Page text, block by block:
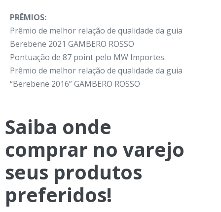
PRÊMIOS:
Prêmio de melhor relação de qualidade da guia
Berebene 2021 GAMBERO ROSSO
Pontuação de 87 point pelo MW Importes.
Prêmio de melhor relação de qualidade da guia
“Berebene 2016” GAMBERO ROSSO
Saiba onde
comprar no varejo
seus produtos
preferidos!